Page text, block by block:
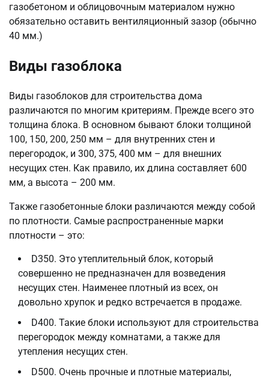
газобетоном и облицовочным материалом нужно
обязательно оставить вентиляционный зазор (обычно
40 мм.)
Виды газоблока
Виды газоблоков для строительства дома
различаются по многим критериям. Прежде всего это
толщина блока. В основном бывают блоки толщиной
100, 150, 200, 250 мм – для внутренних стен и
перегородок, и 300, 375, 400 мм – для внешних
несущих стен. Как правило, их длина составляет 600
мм, а высота – 200 мм.
Также газобетонные блоки различаются между собой
по плотности. Самые распространенные марки
плотности – это:
D350. Это утеплительный блок, который
совершенно не предназначен для возведения
несущих стен. Наименее плотный из всех, он
довольно хрупок и редко встречается в продаже.
D400. Такие блоки используют для строительства
перегородок между комнатами, а также для
утепления несущих стен.
D500. Очень прочные и плотные материалы,